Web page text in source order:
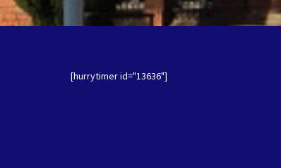
[hurrytimer id="13636"]